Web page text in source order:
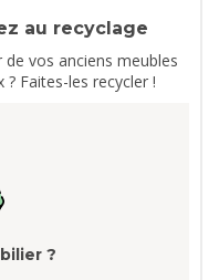
au recyclage
vos anciens meubles
Faites-les recycler !
?